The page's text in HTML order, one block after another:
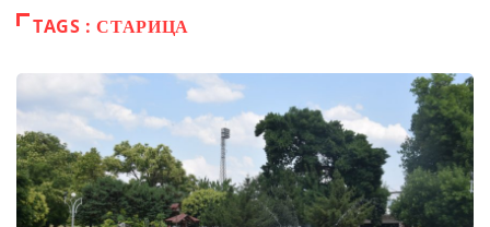
TAGS : СТАРИЦА